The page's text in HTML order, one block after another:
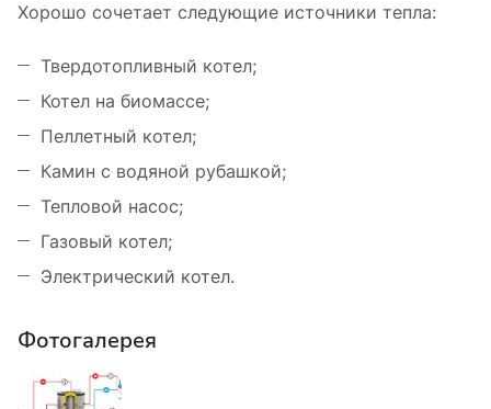
Хорошо сочетает следующие источники тепла:
Твердотопливный котел;
Котел на биомассе;
Пеллетный котел;
Камин с водяной рубашкой;
Тепловой насос;
Газовый котел;
Электрический котел.
Фотогалерея